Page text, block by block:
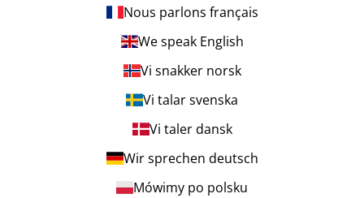
Nous parlons français
We speak English
Vi snakker norsk
Vi talar svenska
Vi taler dansk
Wir sprechen deutsch
Mówimy po polsku